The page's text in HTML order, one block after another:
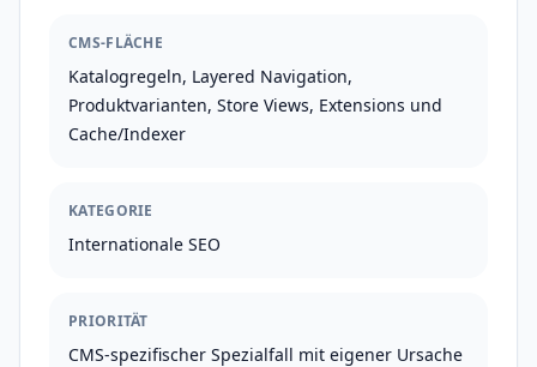
CMS-FLÄCHE
Katalogregeln, Layered Navigation,
Produktvarianten, Store Views, Extensions und
Cache/Indexer
KATEGORIE
Internationale SEO
PRIORITÄT
CMS-spezifischer Spezialfall mit eigener Ursache